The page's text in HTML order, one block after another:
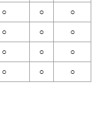
○ ○ ○
○ ○ ○
○ ○ ○
○ ○ ○